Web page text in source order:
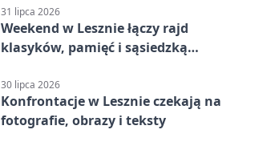
31 lipca 2026
Weekend w Lesznie łączy rajd
klasyków, pamięć i sąsiedzką
30 lipca 2026
Konfrontacje w Lesznie czekają na
fotografie, obrazy i teksty